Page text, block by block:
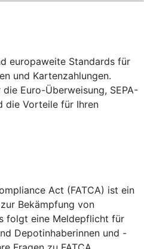
europaweite Standards für
und Kartenzahlungen.
Euro-Überweisung, SEPA-
die Vorteile für Ihren
Act (FATCA) ist ein
Bekämpfung von
folgt eine Meldepflicht für
Depotinhaberinnen und -